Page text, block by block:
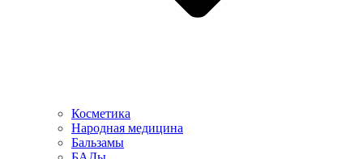
Косметика
Народная медицина
Бальзамы